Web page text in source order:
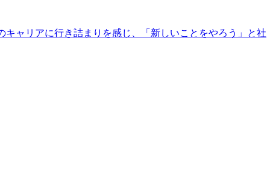
ャリアに行き詰まりを感じ、「新しいことをやろう」と社